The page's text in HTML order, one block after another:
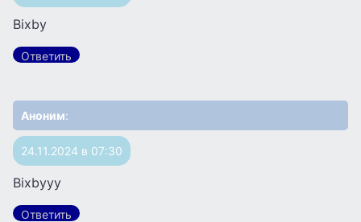
Bixby
Ответить
Аноним:
24.11.2024 в 07:30
Bixbyyy
Ответить